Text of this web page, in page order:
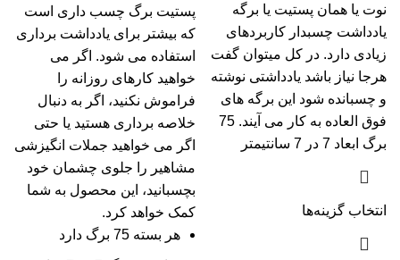
نوت یا همان پستیت یا برگه
یادداشت چسبدار کاربردهای
زیادی دارد. در کل میتوان گفت
هرجا نیاز باشد یادداشتی نوشته
و چسبانده شود این برگه های
فوق العاده به کار می آیند. 75
برگ ابعاد 7 در 7 سانتیمتر
انتخاب گزینه‌ها
پستیت برگ چسب داری است
که بیشتر برای یادداشت برداری
استفاده می شود. اگر می
خواهید کارهای روزانه را
فراموش نکنید، اگر به دنبال
خلاصه برداری هستید یا حتی
اگر می خواهید جملات انگیزشی
مشاهیر را جلوی چشمان خود
بچسبانید، این محصول به شما
کمک خواهد کرد.
هر بسته 75 برگ دارد